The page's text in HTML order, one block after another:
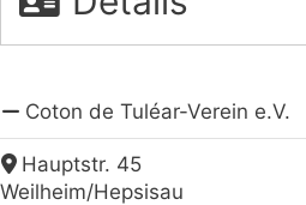
Coton de Tuléar-Verein e.V.
Hauptstr. 45
Weilheim/Hepsisau